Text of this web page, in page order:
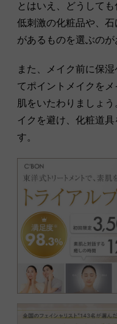
とはいえ、どうして
低刺激の化粧品や、
があるものを選ぶのが
また、メイク前に保
てポイントメイクを
肌をいたわりましょ
イクを避け、化粧道
す。